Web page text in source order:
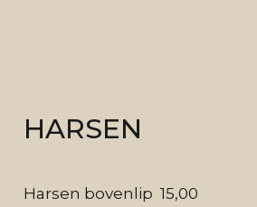
HARSEN
Harsen bovenlip 15,00